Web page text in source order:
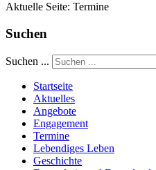
Aktuelle Seite: Termine
Suchen
Suchen ...
Startseite
Aktuelles
Angebote
Engagement
Termine
Lebendiges Leben
Geschichte